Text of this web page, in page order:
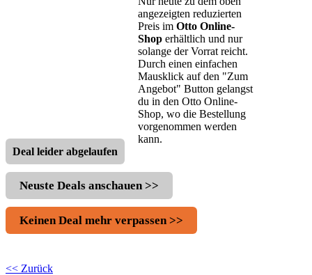
angezeigten reduzierten
Preis im Otto Online-
Shop erhältlich und nur
solange der Vorrat reicht.
Durch einen einfachen
Mausklick auf den "Zum
Angebot" Button gelangst
du in den Otto Online-
Shop, wo die Bestellung
vorgenommen werden
kann.
Deal leider abgelaufen
Neuste Deals anschauen >>
Keinen Deal mehr verpassen >>
<< Zurück